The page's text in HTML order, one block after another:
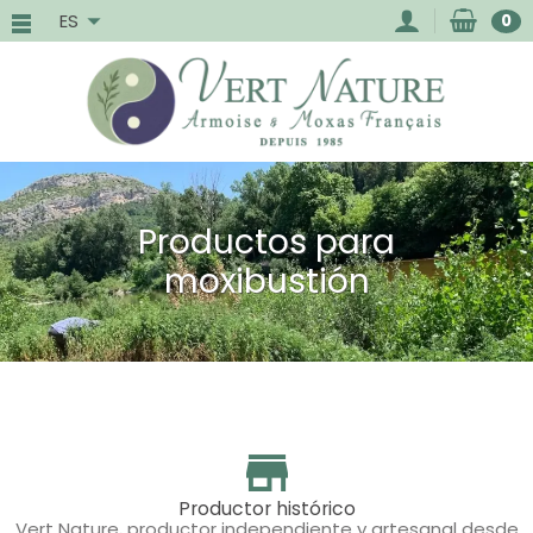
ES 0
Productos para
moxibustión
Productor histórico